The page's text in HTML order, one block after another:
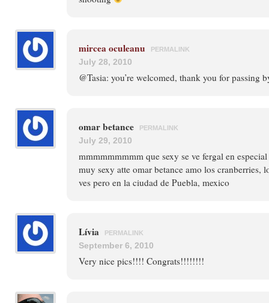
mircea oculeanu PERMALINK
July 28, 2010
@Tasia: you’re welcomed, thank you for passing
omar betance PERMALINK
July 29, 2010
mmmmmmmmm que sexy se ve fergal en
muy sexy atte omar betance amo los cranberries,
ves pero en la ciudad de Puebla, mexico
Lívia PERMALINK
September 6, 2010
Very nice pics!!!! Congrats!!!!!!!!